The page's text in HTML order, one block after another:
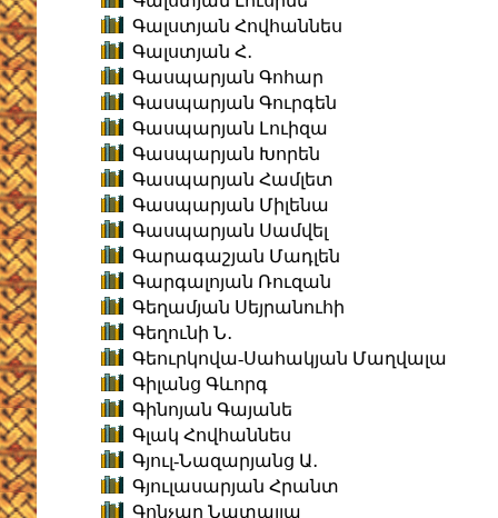
Գալստյան Հովհաննես
Գալստյան Հ․
Գասպարյան Գոհար
Գասպարյան Գուրգեն
Գասպարյան Լուիզա
Գասպարյան Խորեն
Գասպարյան Համլետ
Գասպարյան Միլենա
Գասպարյան Սամվել
Գարագաշյան Մադլեն
Գարգալոյան Ռուզան
Գեղամյան Սեյրանուհի
Գեղունի Ն․
Գեուրկովա-Սահակյան Մաղվալա
Գիլանց Գևորգ
Գինոյան Գայանե
Գլակ Հովհաննես
Գյուլ-Նազարյանց Ա․
Գյուլասարյան Հրանտ
Գոնչար Նատալյա